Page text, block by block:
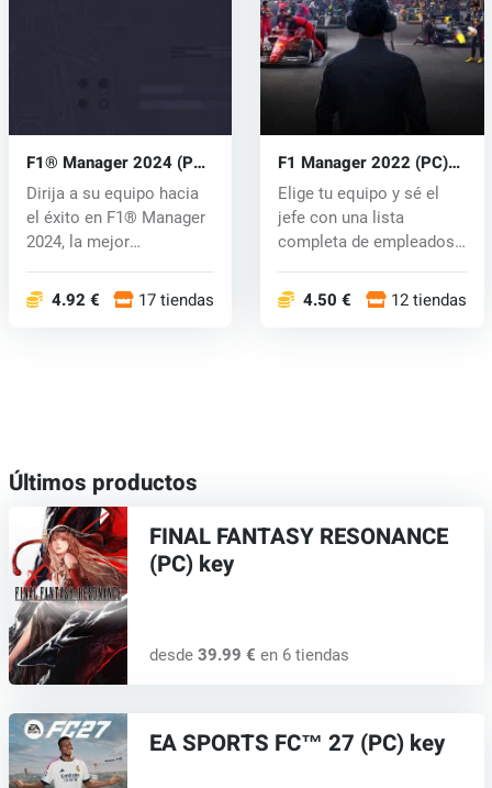
F1® Manager 2024 (PC)
key
Dirija a su equipo hacia
el éxito en F1® Manager
2024, la mejor
4.92 € 17 tiendas
F1 Manager 2022 (PC)
key
Elige tu equipo y sé el
jefe con una lista
completa de empleados
4.50 € 12 tiendas
Últimos productos
FINAL FANTASY RESONANCE
(PC) key
desde 39.99 € en 6 tiendas
EA SPORTS FC™ 27 (PC) key